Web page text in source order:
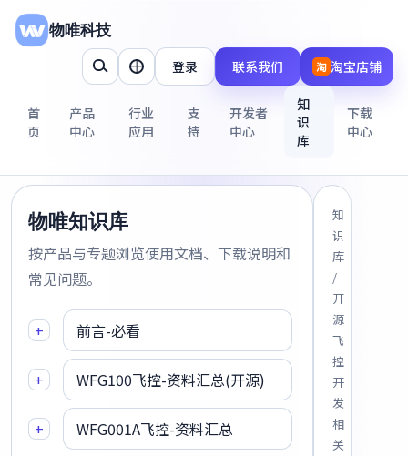
物唯科技
首
页
产品
中心
行业
应用
支
持
开发者
中心
知
识
库
下载
中心
登录 联系我们 淘 淘宝店铺
物唯知识库
按产品与专题浏览使用文档、下载说明和
常见问题。
+ 前言-必看
+ WFG100飞控-资料汇总(开源)
+ WFG001A飞控-资料汇总
知
识
库
/
开
源
飞
控
开
发
相
关